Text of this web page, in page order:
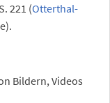
221 (Otterthal-
Bildern, Videos